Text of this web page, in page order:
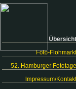
Übersicht
Foto-Flohmarkt
52. Hamburger Fototage
Impressum/Kontakt